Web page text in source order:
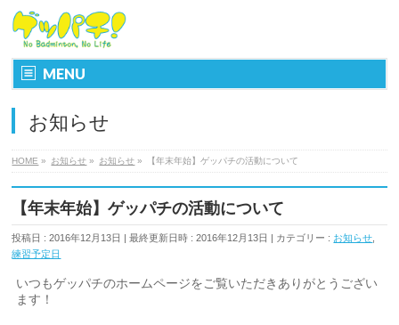
MENU
お知らせ
HOME » お知らせ » お知らせ » 【年末年始】ゲッパチの活動について
【年末年始】ゲッパチの活動について
投稿日 : 2016年12月13日 最終更新日時 : 2016年12月13日 カテゴリー : お知らせ
練習予定日
いつもゲッパチのホームページをご覧いただきありがとうござい
ます！